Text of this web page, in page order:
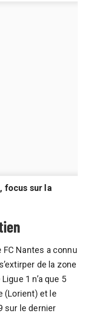
focus sur la
Nantes a connu
de la zone
1 n’a que 5
(Lorient) et le
sur le dernier